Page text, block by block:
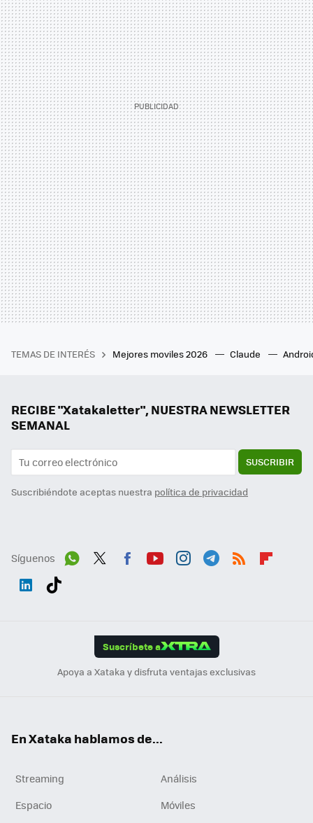
TEMAS DE INTERÉS Mejores moviles 2026 Claude
RECIBE "Xatakaletter", NUESTRA NEWSLETTER
SEMANAL
SUSCRIBIR
Suscribiéndote aceptas nuestra política de privacidad
Síguenos
Suscríbete a
Apoya a Xataka y disfruta ventajas exclusivas
En Xataka hablamos de...
Streaming
Análisis
Espacio
Móviles